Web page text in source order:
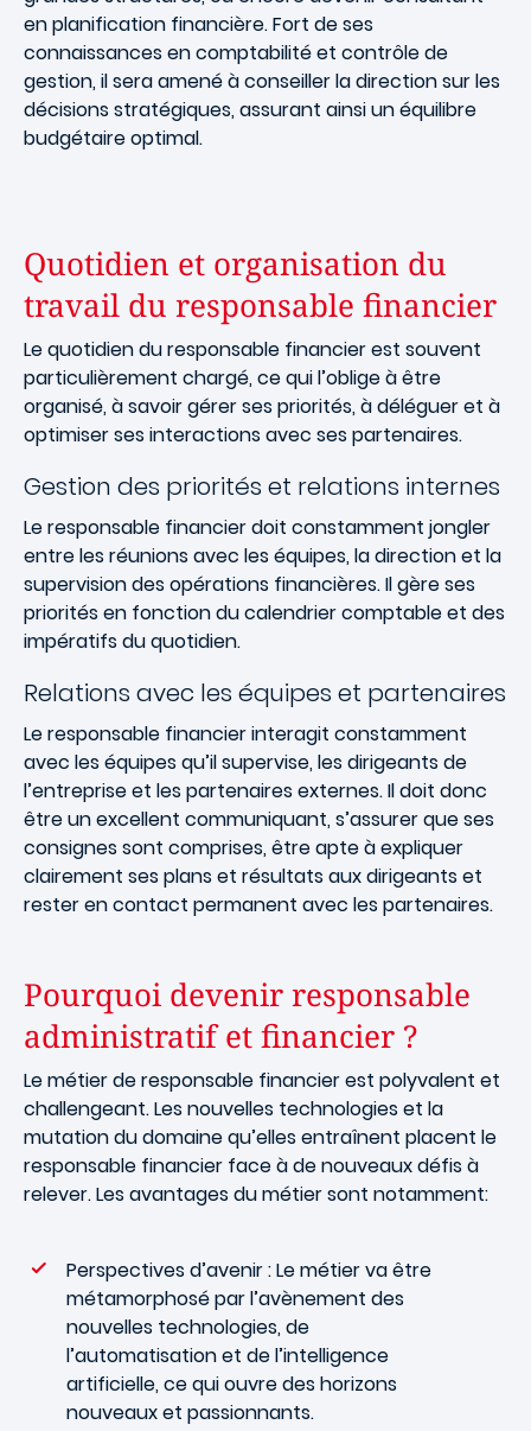
en planification financière. Fort de ses
connaissances en comptabilité et contrôle de
gestion, il sera amené à conseiller la direction sur les
décisions stratégiques, assurant ainsi un équilibre
budgétaire optimal.
Quotidien et organisation du
travail du responsable financier
Le quotidien du responsable financier est souvent
particulièrement chargé, ce qui l’oblige à être
organisé, à savoir gérer ses priorités, à déléguer et à
optimiser ses interactions avec ses partenaires.
Gestion des priorités et relations internes
Le responsable financier doit constamment jongler
entre les réunions avec les équipes, la direction et la
supervision des opérations financières. Il gère ses
priorités en fonction du calendrier comptable et des
impératifs du quotidien.
Relations avec les équipes et partenaires
Le responsable financier interagit constamment
avec les équipes qu’il supervise, les dirigeants de
l’entreprise et les partenaires externes. Il doit donc
être un excellent communiquant, s’assurer que ses
consignes sont comprises, être apte à expliquer
clairement ses plans et résultats aux dirigeants et
rester en contact permanent avec les partenaires.
Pourquoi devenir responsable
administratif et financier ?
Le métier de responsable financier est polyvalent et
challengeant. Les nouvelles technologies et la
mutation du domaine qu’elles entraînent placent le
responsable financier face à de nouveaux défis à
relever. Les avantages du métier sont notamment:
Perspectives d’avenir : Le métier va être
métamorphosé par l’avènement des
nouvelles technologies, de
l’automatisation et de l’intelligence
artificielle, ce qui ouvre des horizons
nouveaux et passionnants.